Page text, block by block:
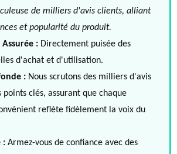
de milliers d'avis clients, alliant
et popularité du produit.
: Directement puisée des
d'achat et d'utilisation.
: Nous scrutons des milliers d'avis
clés, assurant que chaque
reflète fidèlement la voix du
: Armez-vous de confiance avec des